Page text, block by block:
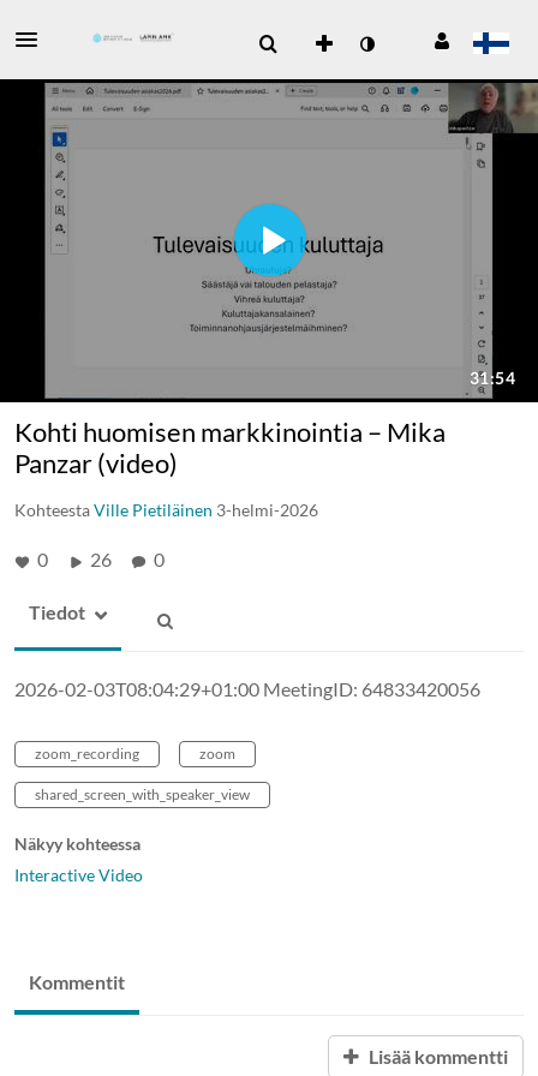
Kohti huomisen markkinointia – Mika
Panzar (video)
KohteestaVille Pietiläinen 3-helmi-2026
0 26 0
Tiedot
2026-02-03T08:04:29+01:00 MeetingID: 64833420056
zoom_recording zoom
shared_screen_with_speaker_view
Näkyy kohteessa
Interactive Video
Kommentit
Lisää kommentti